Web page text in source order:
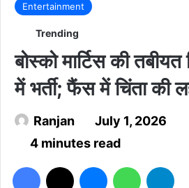
Entertainment
Trending
बोस्को मार्टिस की
में भर्ती; फैंस में चिंता की
Ranjan July 1, 2026
4 minutes read